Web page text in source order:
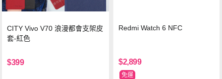
CITY Vivo V70 浪漫都會支架皮
套-紅色
$399
Redmi Watch 6 NFC
$2,899
免運